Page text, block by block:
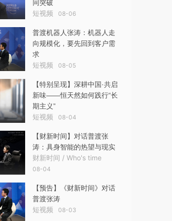
同突破
短视频 08-06
普渡机器人张涛：机器人走
向规模化，要先回到客户需
求
短视频 08-05
【特别呈现】深耕中国·共启
新味——恒天然如何践行“长
期主义”
短视频 08-04
【财新时间】对话普渡张
涛：具身智能的热望与现实
财新时间 / Who's time
08-04
【预告】《财新时间》对话
普渡张涛
短视频 08-03